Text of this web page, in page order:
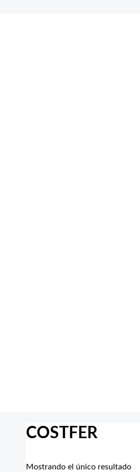
COSTFER
Mostrando el único resultado